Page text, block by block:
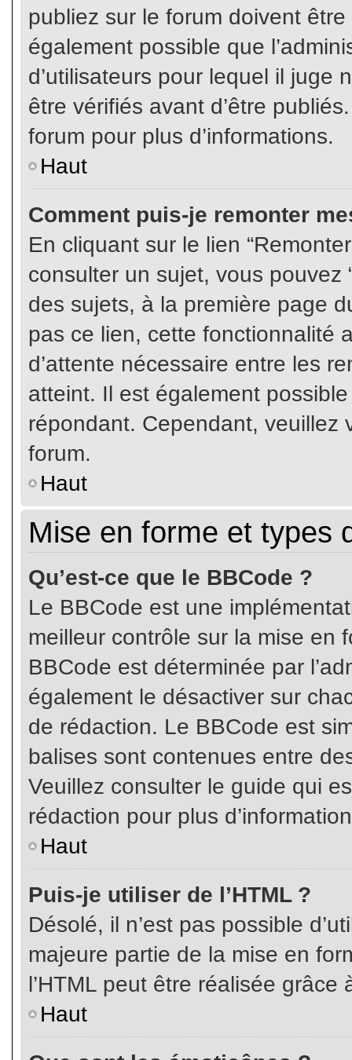
publiez sur le forum doivent
également possible que
d’utilisateurs pour lequel il juge
être vérifiés avant d’être
forum pour plus d’informations.
Haut
Comment puis-je remonter
En cliquant sur le lien
consulter un sujet, vous pouvez
des sujets, à la première page
pas ce lien, cette fonctionnalité
d’attente nécessaire entre les
atteint. Il est également
répondant. Cependant, veuillez
forum.
Haut
Mise en forme et types
Qu’est-ce que le BBCode ?
Le BBCode est une
meilleur contrôle sur la mise en
BBCode est déterminée par
également le désactiver sur
de rédaction. Le BBCode est
balises sont contenues entre
Veuillez consulter le guide qui
rédaction pour plus
Haut
Puis-je utiliser de l’HTML ?
Désolé, il n’est pas possible
majeure partie de la mise en
l’HTML peut être réalisée grâce
Haut